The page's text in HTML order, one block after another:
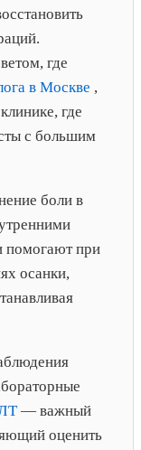
где
в Москве ,
где
с большим
боли в
помогают при
осанки,
— важный
оценить